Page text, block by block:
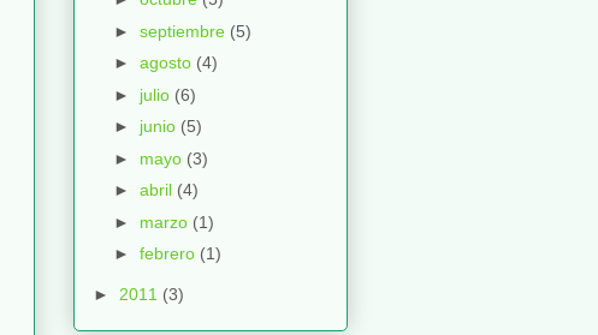
► septiembre (5)
► agosto (4)
► julio (6)
► junio (5)
► mayo (3)
► abril (4)
► marzo (1)
► febrero (1)
► 2011 (3)